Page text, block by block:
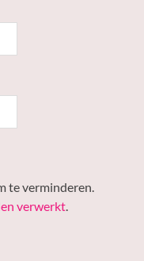
te verminderen.
verwerkt